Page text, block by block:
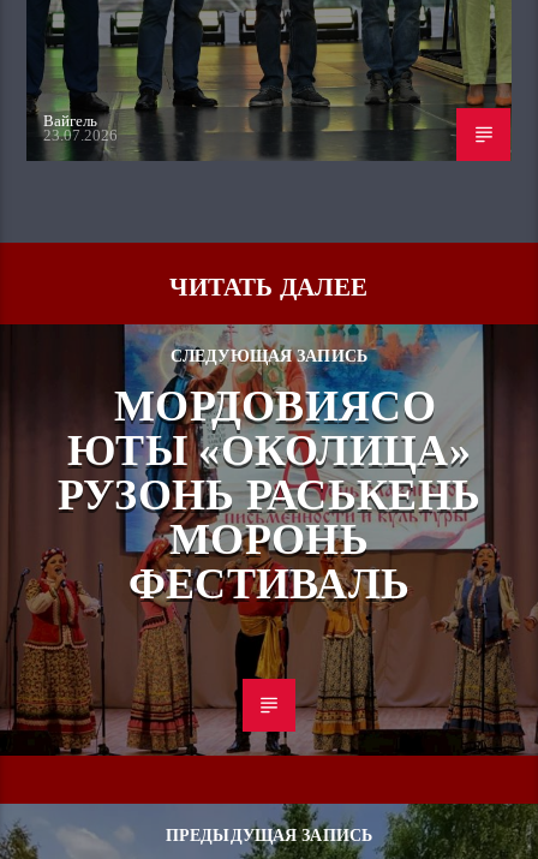
Вайгель
23.07.2026
ЧИТАТЬ ДАЛЕЕ
СЛЕДУЮЩАЯ ЗАПИСЬ
МОРДОВИЯСО
ЮТЫ «ОКОЛИЦА»
РУЗОНЬ РАСЬКЕНЬ
МОРОНЬ
ФЕСТИВАЛЬ
ПРЕДЫДУЩАЯ ЗАПИСЬ